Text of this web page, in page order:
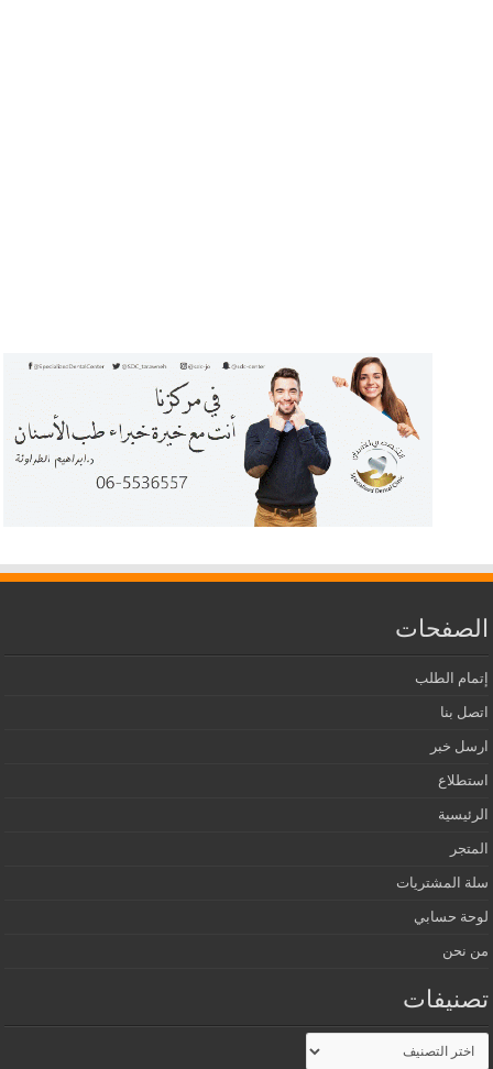
الصفحات
إتمام الطلب
اتصل بنا
ارسل خبر
استطلاع
الرئيسية
المتجر
سلة المشتريات
لوحة حسابي
من نحن
تصنيفات
تصنيفات